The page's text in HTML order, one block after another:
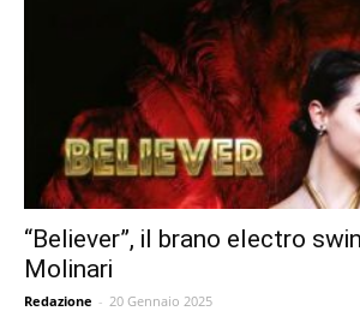
“Believer”, il brano electro
Molinari
Redazione - 20 Gennaio 2025